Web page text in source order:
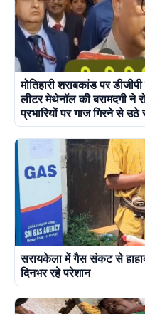
मोतिहारी शराबकांड पर
लीटर मेथेनॉल की बरामदगी ने
प्रभारियों पर गाज गिरने से उठे
सरायकेला में गैस संकट से
दिनभर रहे परेशान